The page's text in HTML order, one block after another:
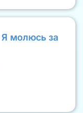
Я молюсь за